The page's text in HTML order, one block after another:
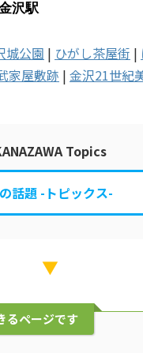
沢駅
城公園 | ひがし茶屋街 |
家屋敷跡 | 金沢21世紀
Topics
話題 -トピックス-
▼
るページです